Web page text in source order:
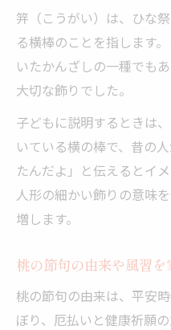
笄（こうがい）は、ひな
る横棒のことを指します
いたかんざしの一種でも
大切な飾りでした。
子どもに説明するときは
いている横の棒で、昔の
たんだよ」と伝えるとイ
人形の細かい飾りの意味
増します。
桃の節句の由来や風習
桃の節句の由来は、平安
ぼり、厄払いと健康祈願